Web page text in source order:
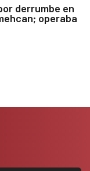
derrumbe en
operaba